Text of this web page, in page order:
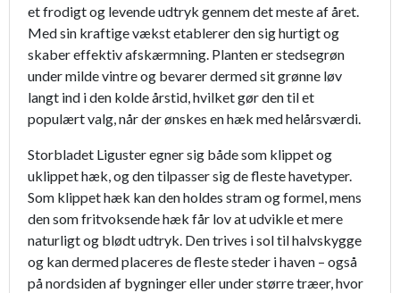
et frodigt og levende udtryk gennem det meste af året.
Med sin kraftige vækst etablerer den sig hurtigt og
skaber effektiv afskærmning. Planten er stedsegrøn
under milde vintre og bevarer dermed sit grønne løv
langt ind i den kolde årstid, hvilket gør den til et
populært valg, når der ønskes en hæk med helårsværdi.
Storbladet Liguster egner sig både som klippet og
uklippet hæk, og den tilpasser sig de fleste havetyper.
Som klippet hæk kan den holdes stram og formel, mens
den som fritvoksende hæk får lov at udvikle et mere
naturligt og blødt udtryk. Den trives i sol til halvskygge
og kan dermed placeres de fleste steder i haven – også
på nordsiden af bygninger eller under større træer, hvor